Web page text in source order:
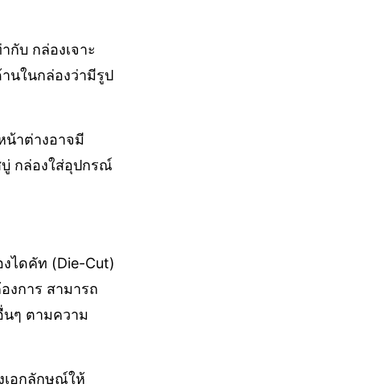
บ กล่องเจาะ
นในกล่องว่ามีรูป
น้าต่างอาจมี
กล่องใส่อุปกรณ์
ไดคัท (Die-Cut)
งการ สามารถ
ๆ ตามความ
เอกลักษณ์ให้